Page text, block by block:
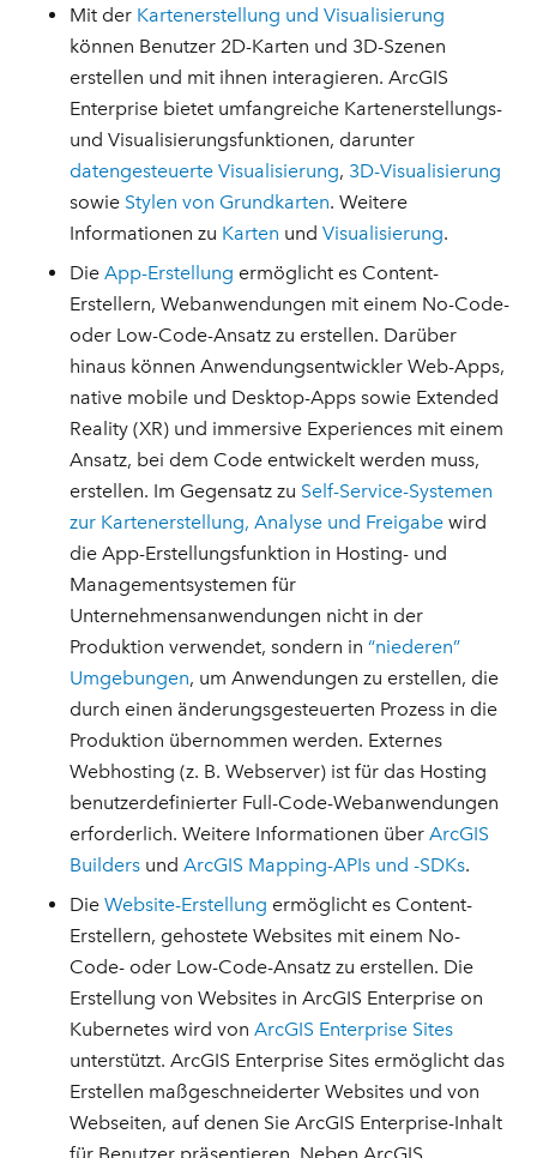
Mit der Kartenerstellung und Visualisierung
können Benutzer 2D-Karten und 3D-Szenen
erstellen und mit ihnen interagieren. ArcGIS
Enterprise bietet umfangreiche Kartenerstellungs-
und Visualisierungsfunktionen, darunter
datengesteuerte Visualisierung, 3D-Visualisierung
sowie Stylen von Grundkarten. Weitere
Informationen zu Karten undVisualisierung.
DieApp-Erstellung ermöglicht es Content-
Erstellern, Webanwendungen mit einem No-Code-
oder Low-Code-Ansatz zu erstellen. Darüber
hinaus können Anwendungsentwickler Web-Apps,
native mobile und Desktop-Apps sowie Extended
Reality (XR) und immersive Experiences mit einem
Ansatz, bei dem Code entwickelt werden muss,
erstellen. Im Gegensatz zu Self-Service-Systemen
zur Kartenerstellung, Analyse und Freigabe wird
die App-Erstellungsfunktion in Hosting- und
Managementsystemen für
Unternehmensanwendungen nicht in der
Produktion verwendet, sondern in“niederen”
Umgebungen, um Anwendungen zu erstellen, die
durch einen änderungsgesteuerten Prozess in die
Produktion übernommen werden. Externes
Webhosting (z. B. Webserver) ist für das Hosting
benutzerdefinierter Full-Code-Webanwendungen
erforderlich. Weitere Informationen überArcGIS
Builders undArcGIS Mapping-APIs und -SDKs.
DieWebsite-Erstellung ermöglicht es Content-
Erstellern, gehostete Websites mit einem No-
Code- oder Low-Code-Ansatz zu erstellen. Die
Erstellung von Websites in ArcGIS Enterprise on
Kubernetes wird vonArcGIS Enterprise Sites
unterstützt. ArcGIS Enterprise Sites ermöglicht das
Erstellen maßgeschneiderter Websites und von
Webseiten, auf denen Sie ArcGIS Enterprise-Inhalt
für Benutzer präsentieren. Neben ArcGIS